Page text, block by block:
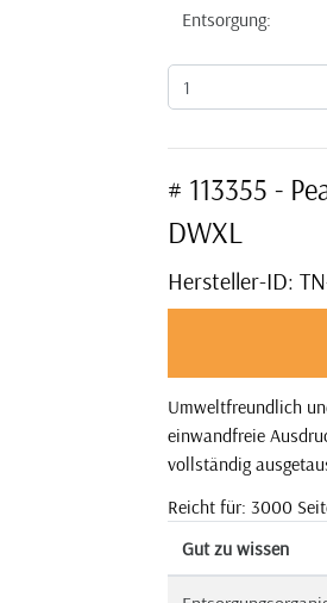
Entsorgung:
# 113355 -
DWXL
Hersteller-ID:
Umweltfreundlich
einwandfreie
vollständig
Reicht für: 3000
Gut zu wissen